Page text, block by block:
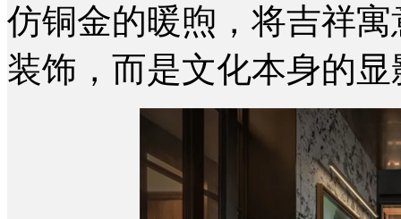
仿铜金的暖煦，将吉祥
装饰，而是文化本身的